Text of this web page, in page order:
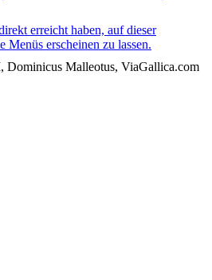
erreicht haben, auf dieser
erscheinen zu lassen.
Malleotus, ViaGallica.com